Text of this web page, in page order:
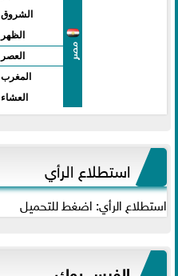
مصر
الشروق
الظهر
العصر
المغرب
العشاء
استطلاع الرأي
استطلاع الرأي: اضغط للتحميل